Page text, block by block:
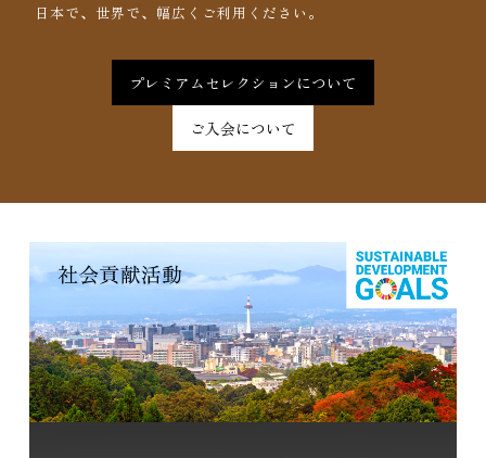
日本で、世界で、幅広くご利用ください。
プレミアムセレクションについて
ご入会について